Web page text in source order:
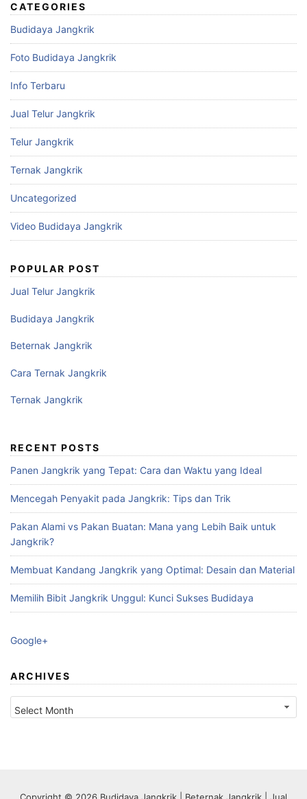
CATEGORIES
Budidaya Jangkrik
Foto Budidaya Jangkrik
Info Terbaru
Jual Telur Jangkrik
Telur Jangkrik
Ternak Jangkrik
Uncategorized
Video Budidaya Jangkrik
POPULAR POST
Jual Telur Jangkrik
Budidaya Jangkrik
Beternak Jangkrik
Cara Ternak Jangkrik
Ternak Jangkrik
RECENT POSTS
Panen Jangkrik yang Tepat: Cara dan Waktu yang Ideal
Mencegah Penyakit pada Jangkrik: Tips dan Trik
Pakan Alami vs Pakan Buatan: Mana yang Lebih Baik untuk
Jangkrik?
Membuat Kandang Jangkrik yang Optimal: Desain dan Material
Memilih Bibit Jangkrik Unggul: Kunci Sukses Budidaya
Google+
ARCHIVES
Archives